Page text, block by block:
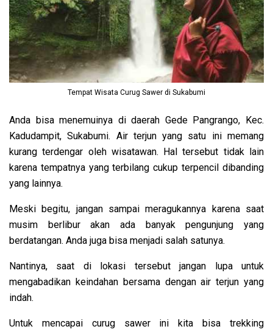
Tempat Wisata Curug Sawer di Sukabumi
Anda bisa menemuinya di daerah Gede Pangrango, Kec.
Kadudampit, Sukabumi. Air terjun yang satu ini memang
kurang terdengar oleh wisatawan. Hal tersebut tidak lain
karena tempatnya yang terbilang cukup terpencil dibanding
yang lainnya.
Meski begitu, jangan sampai meragukannya karena saat
musim berlibur akan ada banyak pengunjung yang
berdatangan. Anda juga bisa menjadi salah satunya.
Nantinya, saat di lokasi tersebut jangan lupa untuk
mengabadikan keindahan bersama dengan air terjun yang
indah.
Untuk mencapai curug sawer ini kita bisa trekking